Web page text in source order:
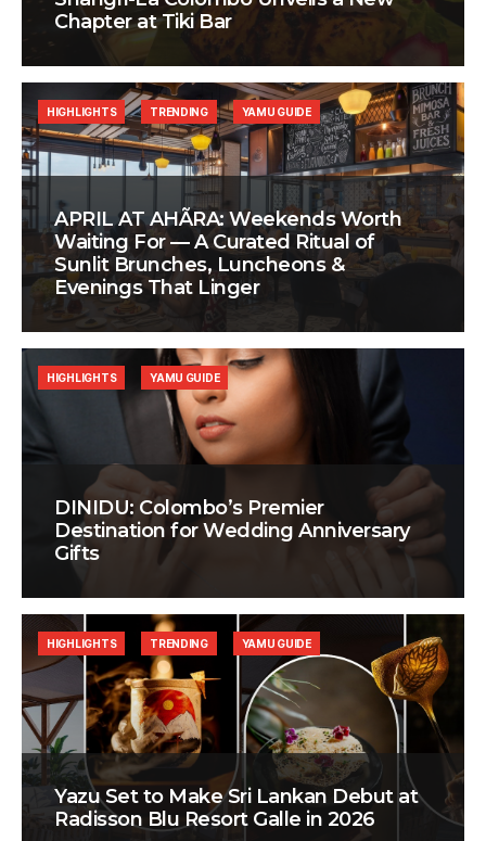
Chapter at Tiki Bar
APRIL AT AHÃRA: Weekends Worth
Waiting For — A Curated Ritual of
Sunlit Brunches, Luncheons &
Evenings That Linger
HIGHLIGHTS TRENDING YAMU GUIDE
DINIDU: Colombo’s Premier
Destination for Wedding Anniversary
Gifts
HIGHLIGHTS YAMU GUIDE
Yazu Set to Make Sri Lankan Debut at
Radisson Blu Resort Galle in 2026
HIGHLIGHTS TRENDING YAMU GUIDE